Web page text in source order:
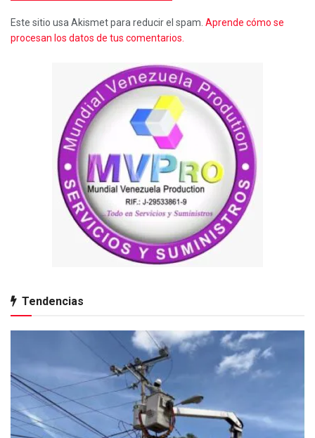
Este sitio usa Akismet para reducir el spam. Aprende cómo se
procesan los datos de tus comentarios.
Tendencias